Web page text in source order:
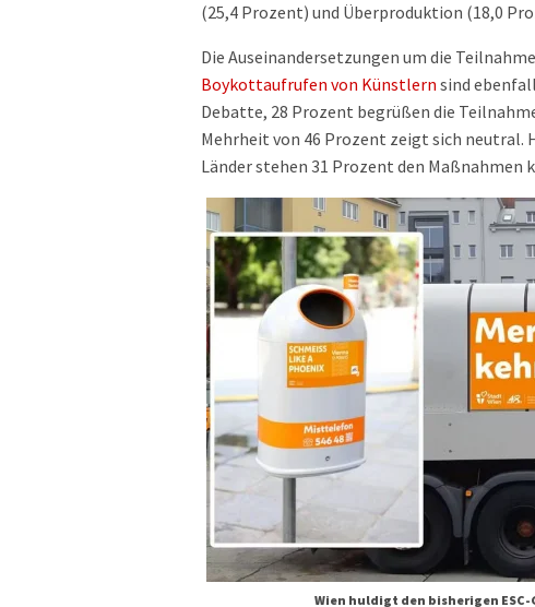
(25,4 Prozent) und Überproduktion (18,0
Die Auseinandersetzungen um die
Boykottaufrufen von Künstlern sind
Debatte, 28 Prozent begrüßen die
Mehrheit von 46 Prozent zeigt sich
Länder stehen 31 Prozent den
Wien huldigt den bisherigen